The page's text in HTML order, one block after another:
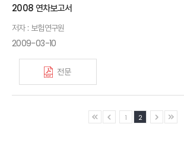
2008 연차보고서
저자 : 보험연구원
2009-03-10
전문
1 2